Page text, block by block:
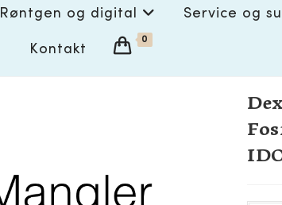
Røntgen og digital Service og
Kontakt
0